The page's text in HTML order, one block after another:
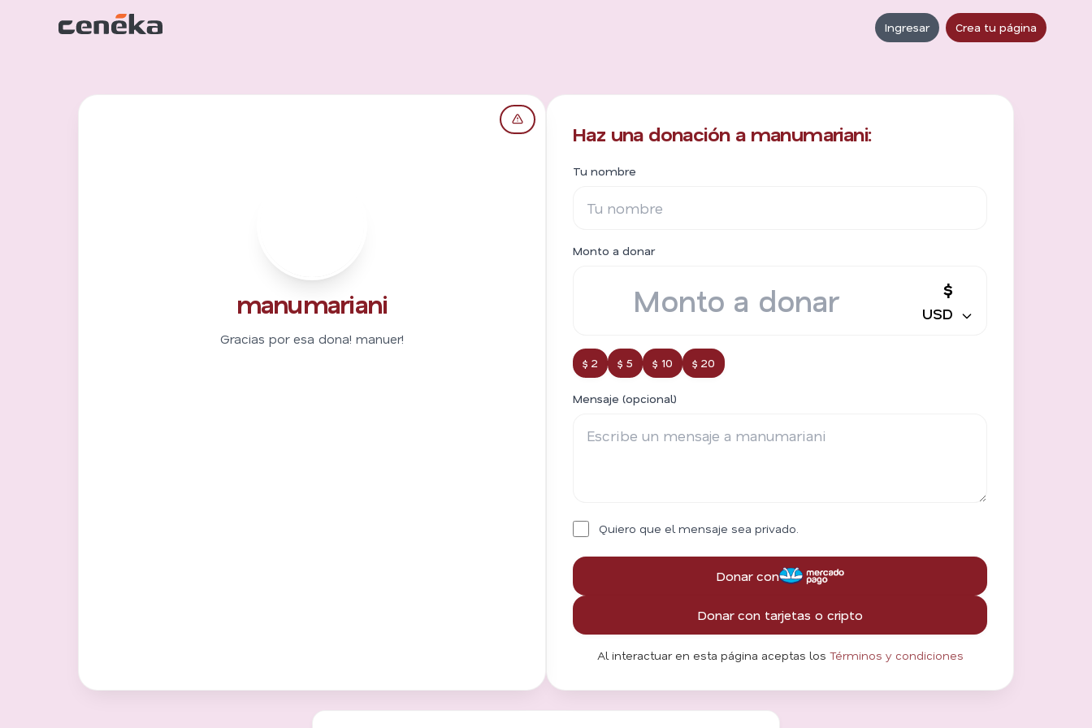
Ingresar Crea tu página
manumariani
Gracias por esa dona! manuer!
Haz una donación a manumariani:
Tu nombre
Monto a donar
$
USD
$ 2 $ 5 $ 10 $ 20
Mensaje (opcional)
Quiero que el mensaje sea privado.
Donar con
Donar con tarjetas o cripto
Al interactuar en esta página aceptas los Términos y condiciones